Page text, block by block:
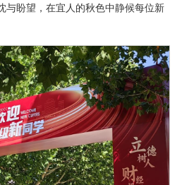
与盼望，在宜人的秋色中静候每位新